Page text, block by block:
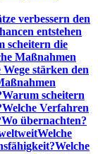
verbessern den
entstehen
scheitern die
Maßnahmen
Wege stärken den
Warum scheitern
Welche Verfahren
Wo übernachten?
Welche
Welche